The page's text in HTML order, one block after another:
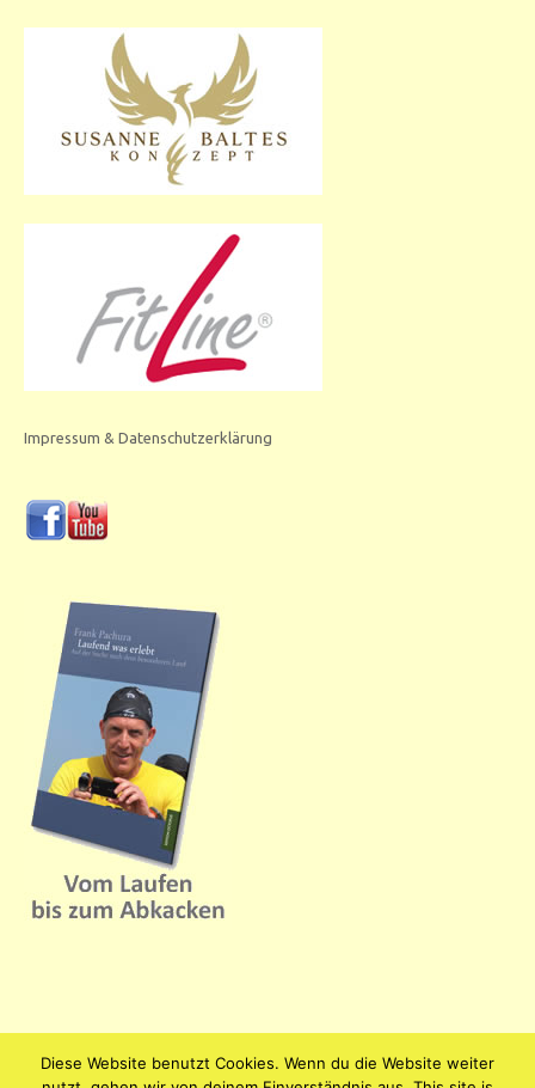
Impressum & Datenschutzerklärung
Diese Website benutzt Cookies. Wenn du die Website weiter